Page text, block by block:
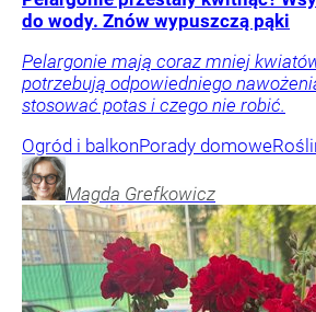
do wody. Znów wypuszczą pąki
Pelargonie mają coraz mniej
potrzebują odpowiedniego
stosować potas i czego nie robić.
Ogród i balkonPorady domowe
Magda Grefkowicz